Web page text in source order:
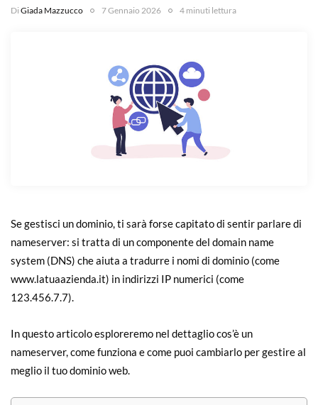
Di Giada Mazzucco 7 Gennaio 2026 4 minuti lettura
Se gestisci un dominio, ti sarà forse capitato di sentir parlare di
nameserver: si tratta di un componente del domain name
system (DNS) che aiuta a tradurre i nomi di dominio (come
www.latuaazienda.it) in indirizzi IP numerici (come
123.456.7.7).
In questo articolo esploreremo nel dettaglio cos’è un
nameserver, come funziona e come puoi cambiarlo per gestire al
meglio il tuo dominio web.